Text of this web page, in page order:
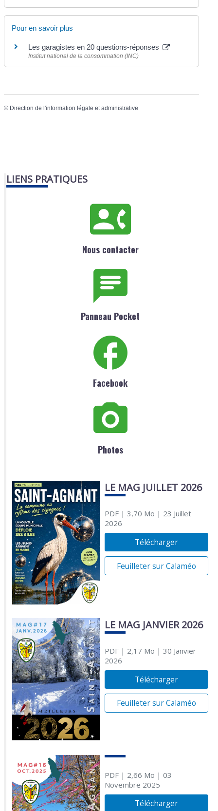
Pour en savoir plus
Les garagistes en 20 questions-réponses
Institut national de la consommation (INC)
© Direction de l'information légale et administrative
LIENS PRATIQUES
Nous contacter
Panneau Pocket
Facebook
Photos
LE MAG JUILLET 2026
PDF| 3,70 Mo | 23 Juillet
2026
Télécharger
Feuilleter sur Calaméo
LE MAG JANVIER 2026
PDF| 2,17 Mo | 30 Janvier
2026
Télécharger
Feuilleter sur Calaméo
PDF| 2,66 Mo | 03
Novembre 2025
Télécharger